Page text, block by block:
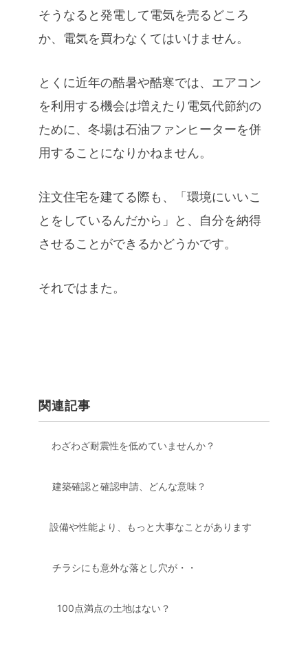
そうなると発電して電気を売るどころ
か、電気を買わなくてはいけません。
とくに近年の酷暑や酷寒では、エアコン
を利用する機会は増えたり電気代節約の
ために、冬場は石油ファンヒーターを併
用することになりかねません。
注文住宅を建てる際も、「環境にいいこ
とをしているんだから」と、自分を納得
させることができるかどうかです。
それではまた。
関連記事
わざわざ耐震性を低めていませんか？
建築確認と確認申請、どんな意味？
設備や性能より、もっと大事なことがあります
チラシにも意外な落とし穴が・・
100点満点の土地はない？